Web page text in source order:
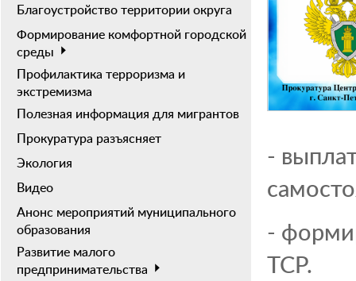
Благоустройство территории округа
Формирование комфортной городской
среды
Профилактика терроризма и
экстремизма
Полезная информация для мигрантов
Прокуратура разъясняет
Экология
Видео
Анонс мероприятий муниципального
образования
Развитие малого
предпринимательства
-
-
ТСР.